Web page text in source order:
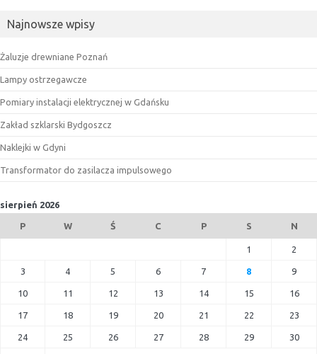
Najnowsze wpisy
Żaluzje drewniane Poznań
Lampy ostrzegawcze
Pomiary instalacji elektrycznej w Gdańsku
Zakład szklarski Bydgoszcz
Naklejki w Gdyni
Transformator do zasilacza impulsowego
sierpień 2026
P W Ś C P S N
1 2
3 4 5 6 7 8 9
10 11 12 13 14 15 16
17 18 19 20 21 22 23
24 25 26 27 28 29 30